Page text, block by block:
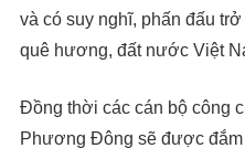
và có suy nghĩ, phấn đấu
quê hương, đất nước Việt
Đồng thời các cán bộ công
Phương Đông sẽ được